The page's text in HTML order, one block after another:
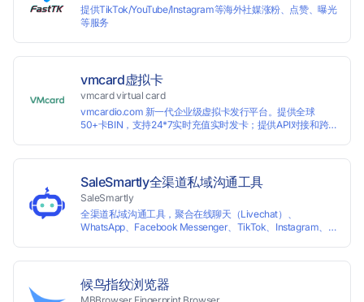
提供TikTok/YouTube/Instagram等海外社媒涨粉、点赞、曝光
等服务
vmcard虚拟卡
vmcard virtual card
vmcardio.com 新一代企业级虚拟卡发行平台。提供全球
50+卡BIN，支持24*7实时充值实时发卡；提供API对接和跨
SaleSmartly全渠道私域沟通工具
SaleSmartly
全渠道私域沟通工具，聚合在线聊天（Livechat）、
WhatsApp、Facebook Messenger、TikTok、Instagram、
候鸟指纹浏览器